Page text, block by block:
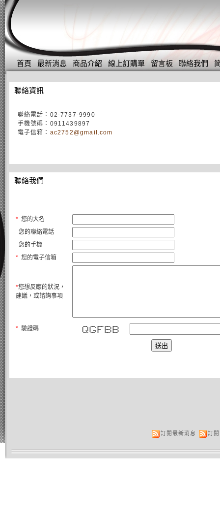
首頁 最新消息 商品介紹 線上訂購單 留言板 聯絡我們
聯絡資訊
聯絡電話：02-7737-9990
手機號碼：0911439897
電子信箱： ac2752@gmail.com
聯絡我們
*您的大名
您的聯絡電話
您的手機
*您的電子信箱
*您想反應的狀況，
建議，或諮詢事項
*驗證碼 ***** ***** ******* ****** ******
* * * * * * * * *
* * * * * * * *
* * * **** ****** ******
* * * * *** * * * * *
* * * * * * * * *
**** * ***** * ****** ******
訂閱最新消息 訂